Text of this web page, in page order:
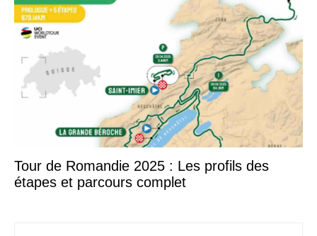
Tour de Romandie 2025 : Les profils des
étapes et parcours complet